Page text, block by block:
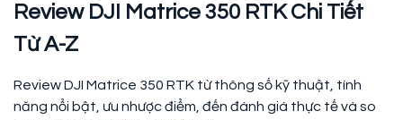
Review DJI Matrice 350 RTK Chi Tiết
Từ A-Z
Review DJI Matrice 350 RTK từ thông số kỹ thuật, tính
năng nổi bật, ưu nhược điểm, đến đánh giá thực tế và so